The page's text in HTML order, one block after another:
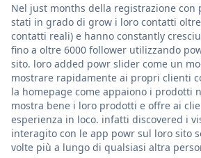
Nel just months della registrazione con
stati in grado di grow i loro contatti
contatti reali) e hanno constantly
fino a oltre 6000 follower utilizzando
sito. loro added powr slider come un
mostrare rapidamente ai propri clienti
la homepage come appaiono i prodotti
mostra bene i loro prodotti e offre ai
esperienza in loco. infatti discovered i
interagito con le app powr sul loro sito
volte più a lungo di qualsiasi altra